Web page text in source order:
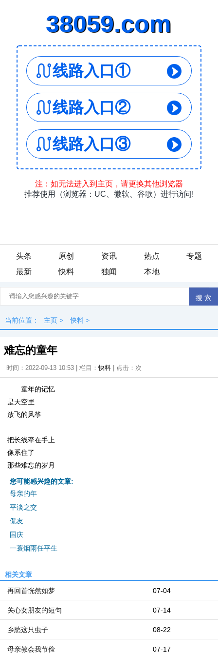
头条 原创 资讯 热点
专题
最新
快料 独闻 本地
当前位置： 主页 > 快料 >
难忘的童年
时间：2022-09-13 10:53 | 栏目：快料 | 点击： 次
童年的记忆
是天空里
放飞的风筝
把长线牵在手上
像系住了
那些难忘的岁月
您可能感兴趣的文章:
母亲的年
平淡之交
侃友
国庆
一蓑烟雨任平生
相关文章
07-04
再回首恍然如梦
07-14
关心女朋友的短句
08-22
乡愁这只虫子
07-17
母亲教会我节俭